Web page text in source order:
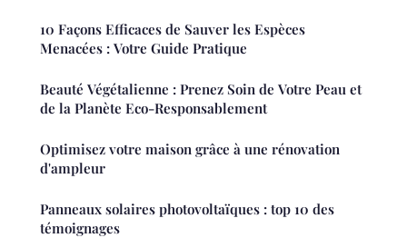
10 Façons Efficaces de Sauver les Espèces
Menacées : Votre Guide Pratique
Beauté Végétalienne : Prenez Soin de Votre Peau et
de la Planète Eco-Responsablement
Optimisez votre maison grâce à une rénovation
d'ampleur
Panneaux solaires photovoltaïques : top 10 des
témoignages